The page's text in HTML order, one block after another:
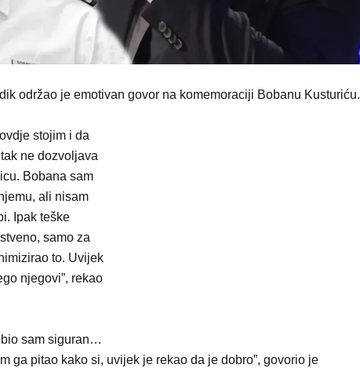
održao je emotivan govor na komemoraciji Bobanu Kusturiću.
stojim i da
ne dozvoljava
Bobana sam
ali nisam
Ipak teške
samo za
to. Uvijek
njegovi”, rekao
bio sam siguran…
ga pitao kako si, uvijek je rekao da je dobro”, govorio je